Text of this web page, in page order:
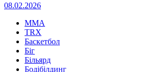
08.02.2026
MMA
TRX
Баскетбол
Біг
Більярд
Бодібілдинг